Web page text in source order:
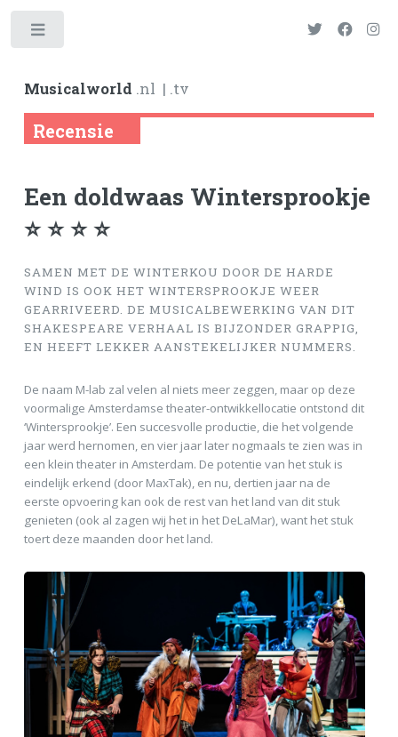
Musicalworld .nl | .tv
Recensie
Een doldwaas Wintersprookje
⭐ ⭐ ⭐ ⭐
SAMEN MET DE WINTERKOU DOOR DE HARDE
WIND IS OOK HET WINTERSPROOKJE WEER
GEARRIVEERD. DE MUSICALBEWERKING VAN DIT
SHAKESPEARE VERHAAL IS BIJZONDER GRAPPIG,
EN HEEFT LEKKER AANSTEKELIJKER NUMMERS.
De naam M-lab zal velen al niets meer zeggen, maar op deze
voormalige Amsterdamse theater-ontwikkellocatie ontstond dit
‘Wintersprookje’. Een succesvolle productie, die het volgende
jaar werd hernomen, en vier jaar later nogmaals te zien was in
een klein theater in Amsterdam. De potentie van het stuk is
eindelijk erkend (door MaxTak), en nu, dertien jaar na de
eerste opvoering kan ook de rest van het land van dit stuk
genieten (ook al zagen wij het in het DeLaMar), want het stuk
toert deze maanden door het land.